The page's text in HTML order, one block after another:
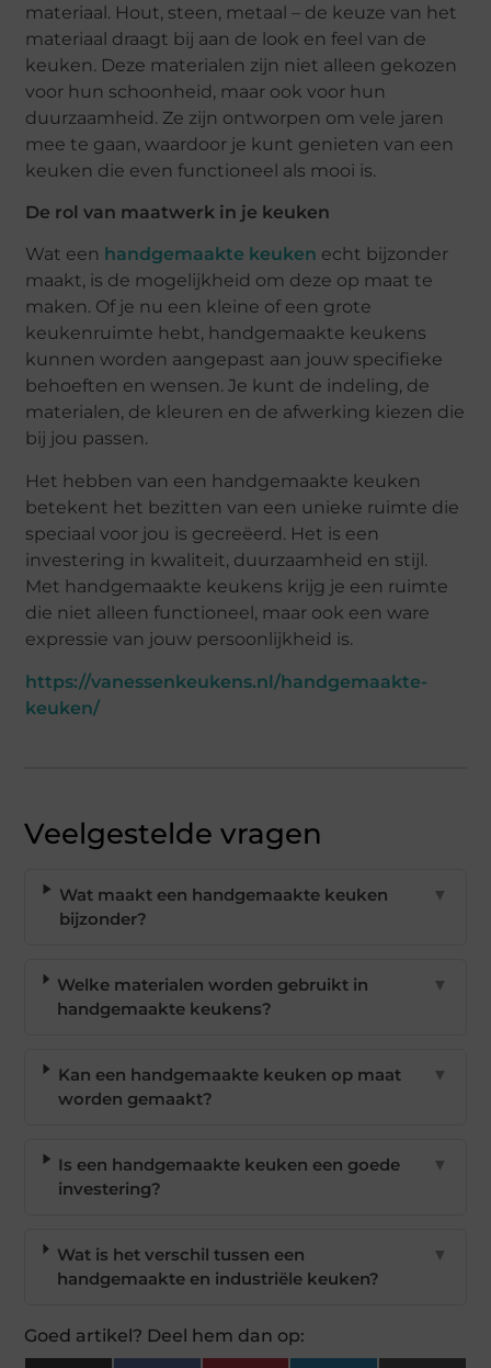
materiaal. Hout, steen, metaal – de keuze van het
materiaal draagt bij aan de look en feel van de
keuken. Deze materialen zijn niet alleen gekozen
voor hun schoonheid, maar ook voor hun
duurzaamheid. Ze zijn ontworpen om vele jaren
mee te gaan, waardoor je kunt genieten van een
keuken die even functioneel als mooi is.
De rol van maatwerk in je keuken
Wat een handgemaakte keuken echt bijzonder
maakt, is de mogelijkheid om deze op maat te
maken. Of je nu een kleine of een grote
keukenruimte hebt, handgemaakte keukens
kunnen worden aangepast aan jouw specifieke
behoeften en wensen. Je kunt de indeling, de
materialen, de kleuren en de afwerking kiezen die
bij jou passen.
Het hebben van een handgemaakte keuken
betekent het bezitten van een unieke ruimte die
speciaal voor jou is gecreëerd. Het is een
investering in kwaliteit, duurzaamheid en stijl.
Met handgemaakte keukens krijg je een ruimte
die niet alleen functioneel, maar ook een ware
expressie van jouw persoonlijkheid is.
https://vanessenkeukens.nl/handgemaakte-
keuken/
Veelgestelde vragen
Wat maakt een handgemaakte keuken
bijzonder?
▼
Welke materialen worden gebruikt in
handgemaakte keukens?
▼
Kan een handgemaakte keuken op maat
worden gemaakt?
▼
Is een handgemaakte keuken een goede
investering?
▼
Wat is het verschil tussen een
handgemaakte en industriële keuken?
▼
Goed artikel? Deel hem dan op: